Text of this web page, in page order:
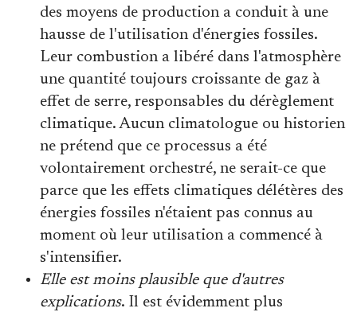
des moyens de production a conduit à une
hausse de l'utilisation d'énergies fossiles.
Leur combustion a libéré dans l'atmosphère
une quantité toujours croissante de gaz à
effet de serre, responsables du dérèglement
climatique. Aucun climatologue ou historien
ne prétend que ce processus a été
volontairement orchestré, ne serait-ce que
parce que les effets climatiques délétères des
énergies fossiles n'étaient pas connus au
moment où leur utilisation a commencé à
s'intensifier.
Elle est moins plausible que d'autres
explications. Il est évidemment plus